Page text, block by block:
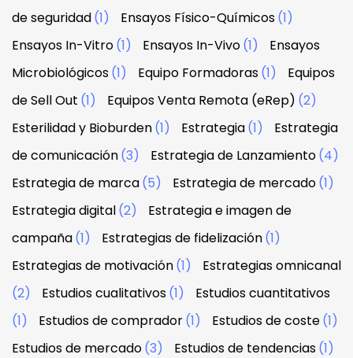
de seguridad(1) Ensayos Físico-Químicos(1)
Ensayos In-Vitro(1) Ensayos In-Vivo(1)
Ensayos
Microbiológicos(1) Equipo Formadoras(1)
Equipos
de Sell Out (1) Equipos Venta Remota (eRep) (2)
Esterilidad y Bioburden(1) Estrategia(1)
Estrategia
de comunicación(3) Estrategia de Lanzamiento(4)
Estrategia de marca(5) Estrategia de mercado(1)
Estrategia digital(2)
Estrategia e imagen de
campaña(1) Estrategias de fidelización(1)
Estrategias de motivación(1)
Estrategias omnicanal
(2)
Estudios cualitativos(1)
Estudios cuantitativos
(1)
Estudios de comprador(1) Estudios de coste(1)
Estudios de mercado(3) Estudios de tendencias(1)